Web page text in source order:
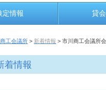
定情報 貸
工会議所 > 新着情報 > 市川商工会議所
着情報